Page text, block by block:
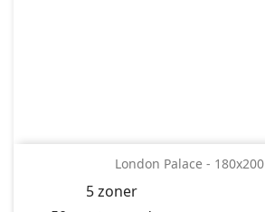
London Palace -
5 zoner